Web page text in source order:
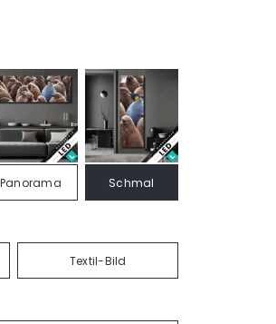
Panorama Schmal
Textil-Bild